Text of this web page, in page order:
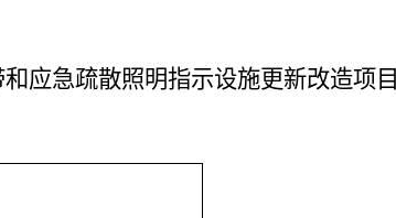
应急疏散照明指示设施更新改造项目